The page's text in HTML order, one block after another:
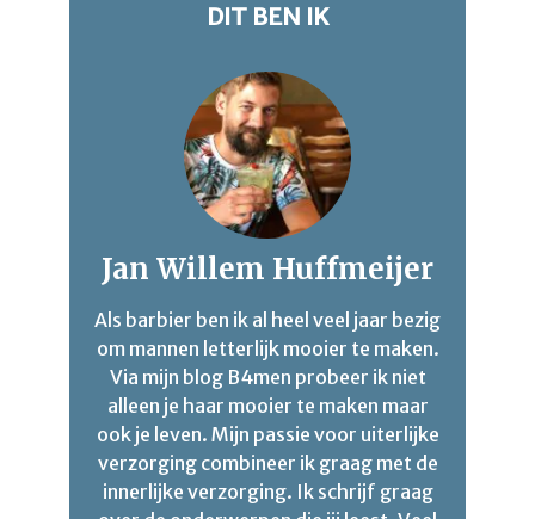
DIT BEN IK
Jan Willem Huffmeijer
Als barbier ben ik al heel veel jaar bezig
om mannen letterlijk mooier te maken.
Via mijn blog B4men probeer ik niet
alleen je haar mooier te maken maar
ook je leven. Mijn passie voor uiterlijke
verzorging combineer ik graag met de
innerlijke verzorging. Ik schrijf graag